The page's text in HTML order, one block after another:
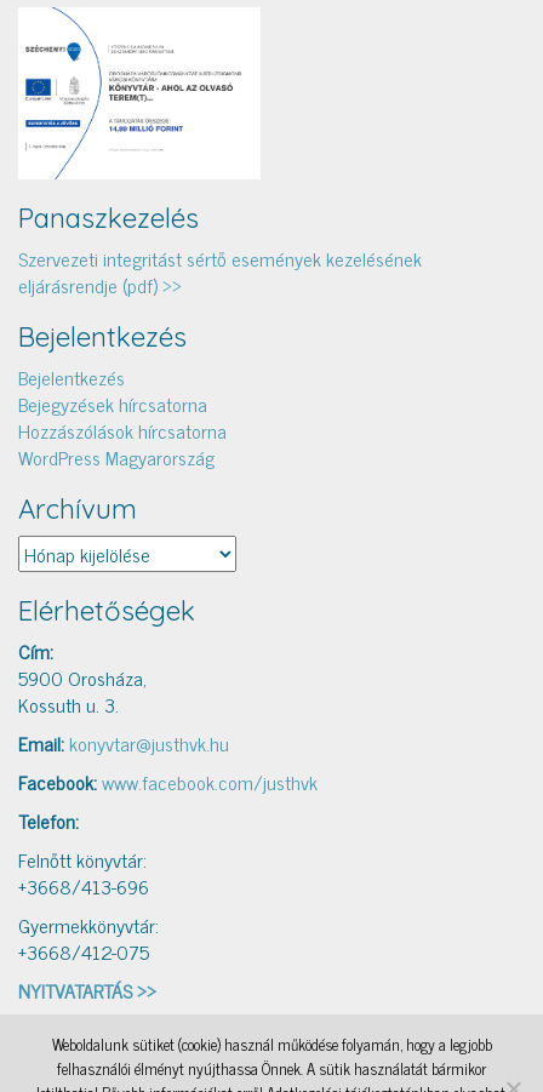
Panaszkezelés
Szervezeti integritást sértő események kezelésének
eljárásrendje (pdf) >>
Bejelentkezés
Bejelentkezés
Bejegyzések hírcsatorna
Hozzászólások hírcsatorna
WordPress Magyarország
Archívum
Archívum
Elérhetőségek
Cím:
5900 Orosháza,
Kossuth u. 3.
Email:konyvtar@justhvk.hu
Facebook:www.facebook.com/justhvk
Telefon:
Felnőtt könyvtár:
+3668/413-696
Gyermekkönyvtár:
+3668/412-075
NYITVATARTÁS >>
IAMSocial, a WordPress Theme by@aicragellebasiKönyvtári levelezés, a WordPress Theme by
@aicragellebasi Nyomtató , a WordPress Theme by @aicragellebasiOKKA , a WordPress Theme by
Weboldalunk sütiket (cookie) használ működése folyamán, hogy a legjobb
felhasználói élményt nyújthassa Önnek. A sütik használatát bármikor